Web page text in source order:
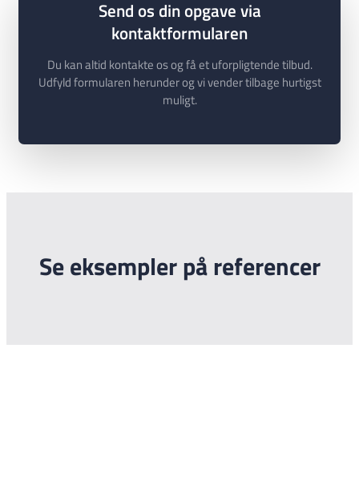
Send os din opgave via
kontaktformularen
Du kan altid kontakte os og få et uforpligtende tilbud.
Udfyld formularen herunder og vi vender tilbage hurtigst
muligt.
Se eksempler på referencer